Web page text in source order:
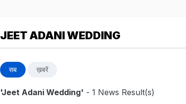
JEET ADANI WEDDING
सब ख़बरें
'Jeet Adani Wedding' - 1 News Result(s)